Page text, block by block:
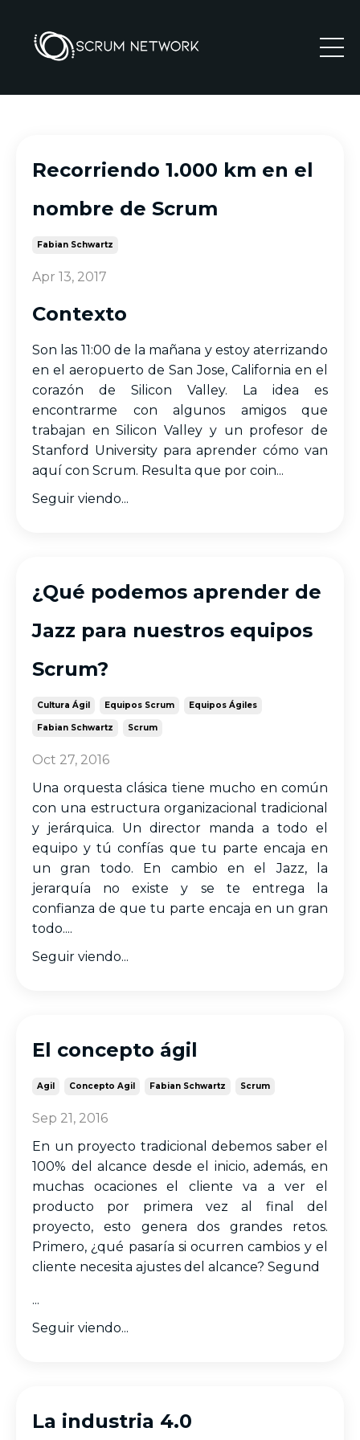
Recorriendo 1.000 km en el
nombre de Scrum
Fabian Schwartz
Apr 13, 2017
Contexto
Son las 11:00 de la mañana y estoy aterrizando
en el aeropuerto de San Jose, California en el
corazón de Silicon Valley. La idea es
encontrarme con algunos amigos que
trabajan en Silicon Valley y un profesor de
Stanford University para aprender cómo van
aquí con Scrum. Resulta que por coin...
Seguir viendo...
¿Qué podemos aprender de
Jazz para nuestros equipos
Scrum?
Cultura Ágil Equipos Scrum Equipos Ágiles
Fabian Schwartz Scrum
Oct 27, 2016
Una orquesta clásica tiene mucho en común
con una estructura organizacional tradicional
y jerárquica. Un director manda a todo el
equipo y tú confías que tu parte encaja en
un gran todo. En cambio en el Jazz, la
jerarquía no existe y se te entrega la
confianza de que tu parte encaja en un gran
todo....
Seguir viendo...
El concepto ágil
Agil Concepto Agil Fabian Schwartz Scrum
Sep 21, 2016
En un proyecto tradicional debemos saber el
100% del alcance desde el inicio, además, en
muchas ocaciones el cliente va a ver el
producto por primera vez al final del
proyecto, esto genera dos grandes retos.
Primero, ¿qué pasaría si ocurren cambios y el
cliente necesita ajustes del alcance? Segund
...
Seguir viendo...
La industria 4.0